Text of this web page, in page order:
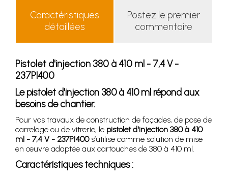
Caractéristiques
détaillées
Postez le premier
commentaire
Pistolet d'injection 380 à 410 ml - 7,4 V -
237PI400
Le pistolet d'injection 380 à 410 ml répond aux
besoins de chantier.
Pour vos travaux de construction de façades, de pose de
carrelage ou de vitrerie, le pistolet d'injection 380 à 410
ml - 7,4 V - 237PI400s’utilise comme solution de mise
en œuvre adaptée aux cartouches de 380 à 410 ml.
Caractéristiques techniques :